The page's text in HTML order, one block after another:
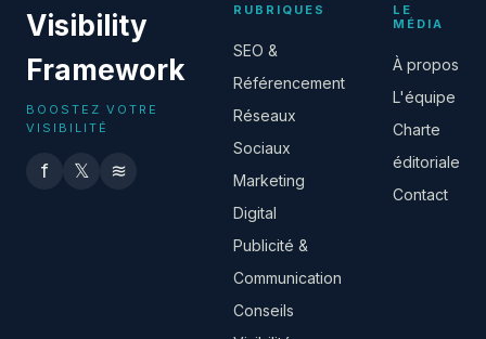
Visibility
Framework
BOOSTEZ VOTRE
VISIBILITÉ
f 𝕏 ≋
RUBRIQUES
SEO &
Référencement
Réseaux
Sociaux
Marketing
Digital
Publicité &
Communication
Conseils
LE
MÉDIA
À propos
L'équipe
Charte
éditoriale
Contact